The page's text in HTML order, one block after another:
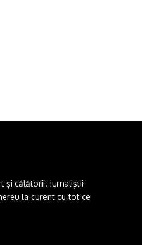
și călătorii. Jurnaliștii
la curent cu tot ce